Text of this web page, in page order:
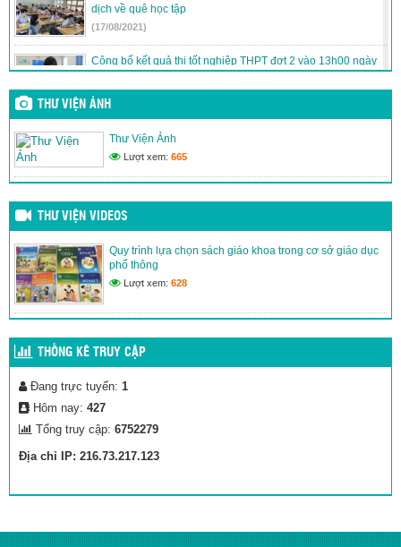
dịch về quê học tập
(17/08/2021)
Công bố kết quả thi tốt nghiệp THPT đợt 2 vào 13h00 ngày
16/8
(15/08/2021)
thông
(02/03/2020)
(02/03/2020)
THƯ VIỆN ẢNH
Thư Viện Ảnh
Lượt xem: 665
THƯ VIỆN VIDEOS
Quy trình lựa chọn sách giáo khoa trong cơ sở giáo dục
phổ thông
Lượt xem: 628
THỐNG KÊ TRUY CẬP
Đang trực tuyến: 1
Hôm nay: 427
Tổng truy cập: 6752279
Địa chỉ IP: 216.73.217.123